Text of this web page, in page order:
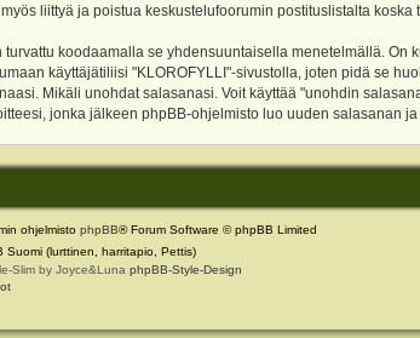
liittyä ja poistua keskustelufoorumin postituslistalta
turvattu koodaamalla se yhdensuuntaisella menetelmällä.
käyttäjätiliisi "KLOROFYLLI"-sivustolla, joten pidä se
Mikäli unohdat salasanasi. Voit käyttää "unohdin
jonka jälkeen phpBB-ohjelmisto luo uuden salasanan
ohjelmisto phpBB® Forum Software © phpBB Limited
Suomi (lurttinen, harritapio, Pettis)
Slim by Joyce&Luna phpBB-Style-Design